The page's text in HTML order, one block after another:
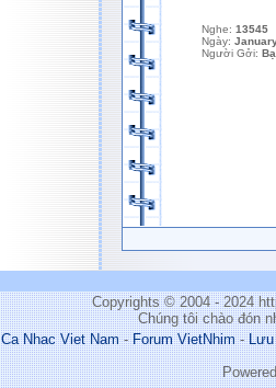
Nghe: 13545
Ngày:
Người Gởi:
Copyrights © 2004 - 2024
Chúng tôi chào đón
Ca Nhac Viet Nam-Forum VietNhim-